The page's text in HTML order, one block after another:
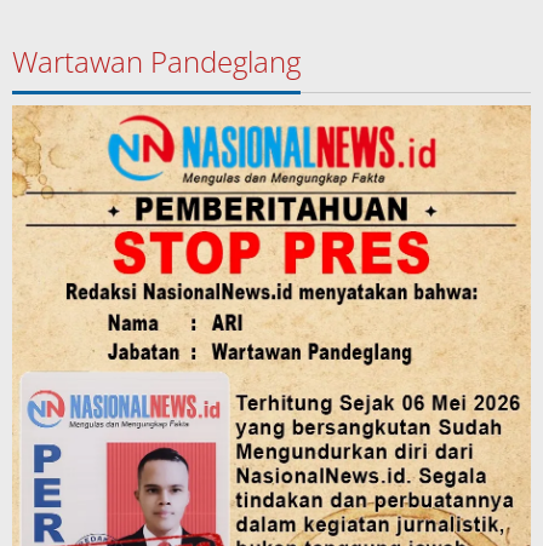
Wartawan Pandeglang